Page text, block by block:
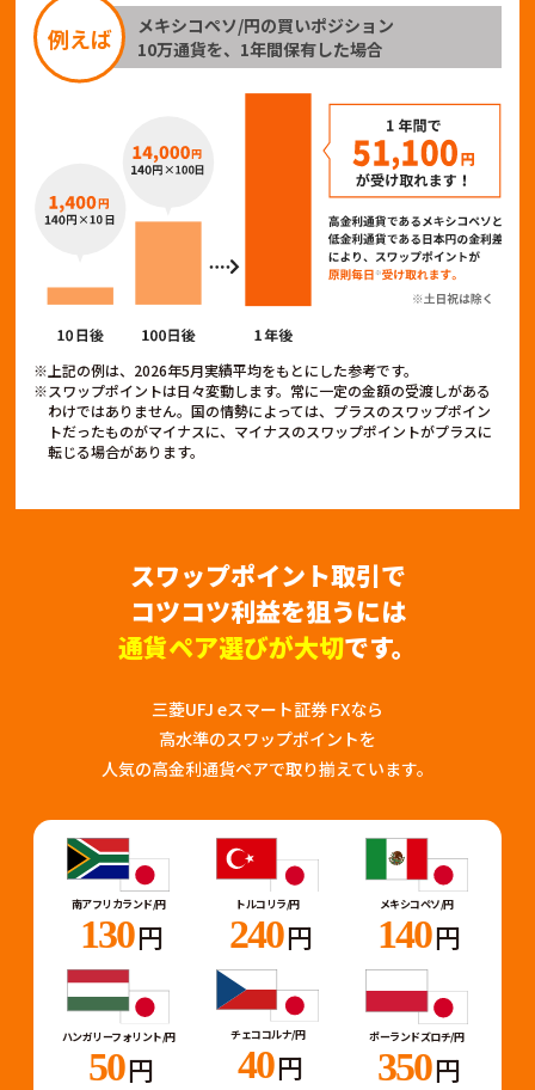
例えば
メキシコペソ/円の買いポジション
10万通貨を、1年間保有した場合
※上記の例は、2026年5月実績平均をもとにした参考です。
※スワップポイントは日々変動します。常に一定の金額の受渡しがある
わけではありません。国の情勢によっては、プラスのスワップポイン
トだったものがマイナスに、マイナスのスワップポイントがプラスに
転じる場合があります。
スワップポイント取引で
コツコツ利益を狙うには
通貨ペア選びが大切です。
三菱UFJ eスマート証券 FXなら
高水準のスワップポイントを
人気の高金利通貨ペアで取り揃えています。
南アフリカランド/円
130円
トルコリラ/円
240円
メキシコペソ/円
140円
ハンガリーフォリント/円
50円
チェココルナ/円
40円
ポーランドズロチ/円
350円